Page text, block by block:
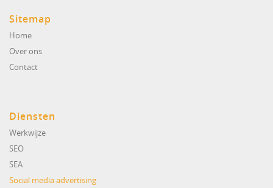
Sitemap
Home
Over ons
Contact
Diensten
Werkwijze
SEO
SEA
Social media advertising